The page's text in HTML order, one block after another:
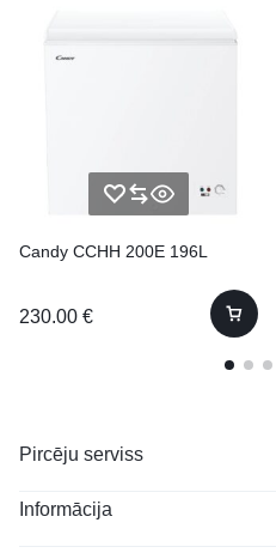
Candy CCHH 200E 196L
230.00 €
Pircēju serviss
Informācija